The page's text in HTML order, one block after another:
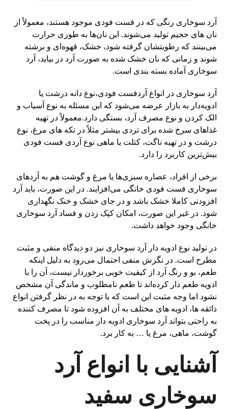
آرد سوخاری رنگی که در فست فودی موجود هستند، معمولاً از
نان‌ های حجیم تولید می‌شوند. این نان‌ها به طوری حرارت
می‌بینند که رطوبتشان گرفته شود، خشک، قهوه‌ای و برشته
شوند و زمانی که نان خشک‌ شده به صورت آرد در بیاید، آرد
سوخاری آماده بسته‌ بندی است.
آرد سوخاری در انواع آردفست فودی،نوع دانه درشت یا
ادویه‌دار به بازار عرضه می‌شود که این مسئله به نوع آسیاب و
الک کردن و نوع مصرف آرد، بستگی دارد.معمولاً در تهیه
غذاهای سرخ‌ شده برای تردی بیشتر مثلاً در تکه‌ های مرغ، نوع
درشت و در تهیه ناگت، کتلت یا ماهی نوع آردی فست فودی
بیش‌ترین کاربرد را دارد.
برخی از افراد، عصاره سبزی‌ها یا مرغ و گوشت هم به آردهای
سوخاری فست فودی خانگی می‌افزایند. در این صورت، باید آرد
افزودنی کاملا خشک باشد و در جای خشک و خنک نگهداری
شود. در غیر این صورت، امکان کپک زدن و فساد آرد سوخاری
خانگی وجود خواهد داشت.
در تولید نوع ادویه‌ دار آرد سوخاری نیز دو دیدگاه منفی و مثبت
مطرح است. در نگرش منفی احتمال می‌رود به دلیل اینکه
طعم، بو و رنگ آرد از کیفیت خوبی برخوردار نیست، آن را با
ادویه طعم‌ دار کرده‌اند تا طعم نامطلوب و ماندگی آن مشخص
نشود اما وجه مثبت این است که با توجه به در نظر گرفتن انواع
ذائقه‌ ها، ادویه‌ های مختلف به آن افزوده شود تا مصرف‌ کننده
به راحتی بتواند آرد سوخاری ادویه‌ دار مناسب را در پخت
گوشت، ماهی، مرغ یا … به کار برد.
آشنایی با انواع آرد
سوخاری سفید